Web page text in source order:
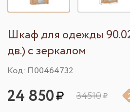
Шкаф для одежды
дв.) с зеркалом
Код: П00464732
24 850 34510